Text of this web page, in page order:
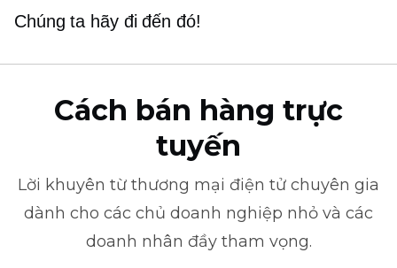
Chúng ta hãy đi đến đó!
Cách bán hàng trực
tuyến
Lời khuyên từ thương mại điện tử chuyên gia
dành cho các chủ doanh nghiệp nhỏ và các
doanh nhân đầy tham vọng.